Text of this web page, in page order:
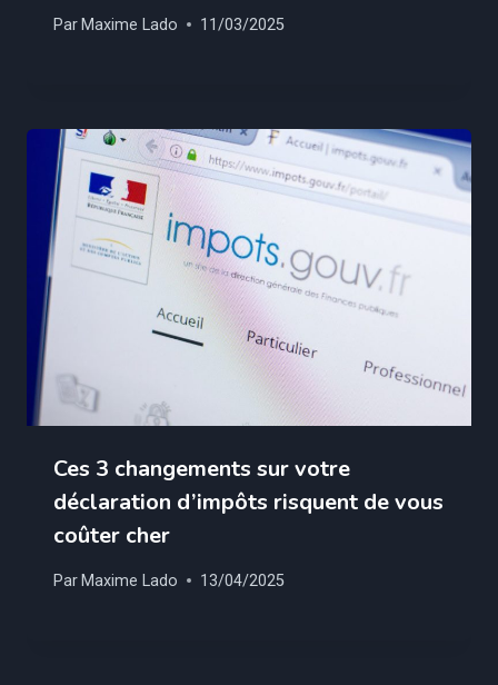
Par Maxime Lado 11/03/2025
Ces 3 changements sur votre
déclaration d’impôts risquent de vous
coûter cher
Par Maxime Lado 13/04/2025